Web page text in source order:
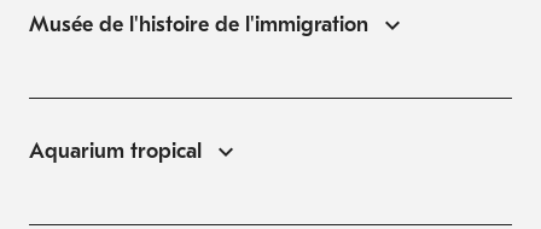
Musée de l'histoire de l'immigration
Aquarium tropical